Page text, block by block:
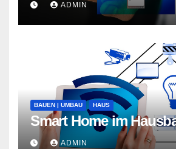
ADMIN
BAUEN | UMBAU HAUS
Smart Home im
ADMIN